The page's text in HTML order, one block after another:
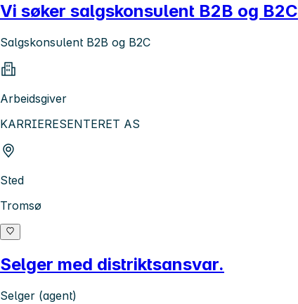
Vi søker salgskonsulent B2B og B2C
Salgskonsulent B2B og B2C
Arbeidsgiver
KARRIERESENTERET AS
Sted
Tromsø
Selger med distriktsansvar.
Selger (agent)